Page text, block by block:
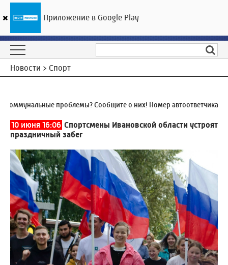
ГТРК «Ивтелерадио»
Новости > Спорт
проблемы? Сообщите о них! Номер автоответчика:8
10 июня 16:06 Спортсмены Ивановской области устроят
праздничный забег
Приложение в Google Play